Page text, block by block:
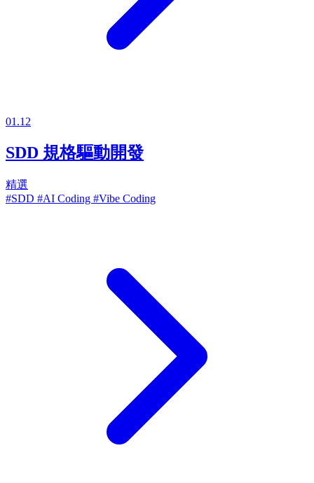
01.12
SDD 規格驅動開發
精選
#SDD #AI Coding #Vibe Coding